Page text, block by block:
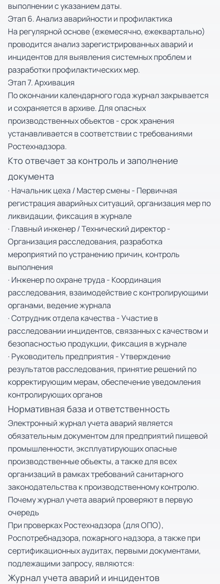
выполнении с указанием даты.
Этап 6. Анализ аварийности и профилактика
На регулярной основе (ежемесячно, ежеквартально)
проводится анализ зарегистрированных аварий и
инцидентов для выявления системных проблем и
разработки профилактических мер.
Этап 7. Архивация
По окончании календарного года журнал закрывается
и сохраняется в архиве. Для опасных
производственных объектов - срок хранения
устанавливается в соответствии с требованиями
Ростехнадзора.
Кто отвечает за контроль и заполнение
документа
· Начальник цеха / Мастер смены - Первичная
регистрация аварийных ситуаций, организация мер по
ликвидации, фиксация в журнале
· Главный инженер / Технический директор -
Организация расследования, разработка
мероприятий по устранению причин, контроль
выполнения
· Инженер по охране труда - Координация
расследования, взаимодействие с контролирующими
органами, ведение журнала
· Сотрудник отдела качества - Участие в
расследовании инцидентов, связанных с качеством и
безопасностью продукции, фиксация в журнале
· Руководитель предприятия - Утверждение
результатов расследования, принятие решений по
корректирующим мерам, обеспечение уведомления
контролирующих органов
Нормативная база и ответственность
Электронный журнал учета аварий является
обязательным документом для предприятий пищевой
промышленности, эксплуатирующих опасные
производственные объекты, а также для всех
организаций в рамках требований санитарного
законодательства к производственному контролю.
Почему журнал учета аварий проверяют в первую
очередь
При проверках Ростехнадзора (для ОПО),
Роспотребнадзора, пожарного надзора, а также при
сертификационных аудитах, первыми документами,
подлежащими запросу, являются:
Журнал учета аварий и инцидентов